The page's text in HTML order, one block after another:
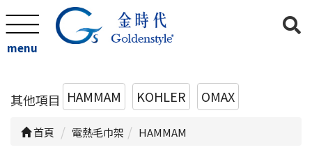
menu
其他項目 HAMMAM KOHLER OMAX
首頁 電熱毛巾架 HAMMAM